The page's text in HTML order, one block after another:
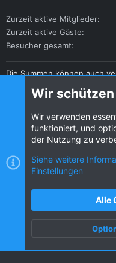
Zurzeit aktive Mitglieder
Zurzeit aktive Gäste
Besucher gesamt
Die Summen können auch
Wir
Wir verwenden
funktioniert, und
der Nutzung zu
Siehe weitere
Einstellungen
Alle